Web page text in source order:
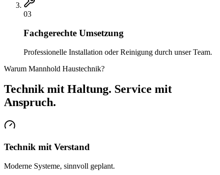
03
Fachgerechte Umsetzung
Professionelle Installation oder Reinigung durch unser Team.
Warum Mannhold Haustechnik?
Technik mit Haltung. Service mit
Anspruch.
Technik mit Verstand
Moderne Systeme, sinnvoll geplant.